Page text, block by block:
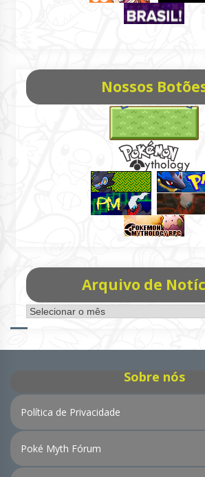
Nossos
Arquivo de
Arquivo
de
Sobre nós
Política de Privacidade
Poké Myth Fórum